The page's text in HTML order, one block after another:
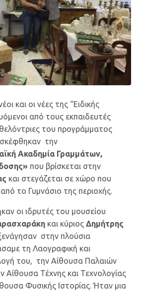
και οι νέες της “Ειδικής
από τους εκπαιδευτές
του προγράμματος
την
Ακαδημία Γραμμάτων,
που βρίσκεται στην
και στεγάζεται σε χώρο που
το Γυμνάσιο της περιοχής.
οι ιδρυτές του μουσείου
και κύριος Δημήτρης
στην πλούσια
τη Λαογραφική και
του, την Αίθουσα Παλαιών
Αίθουσα Τέχνης και Τεχνολογίας
Φυσικής Ιστορίας. Ήταν μια